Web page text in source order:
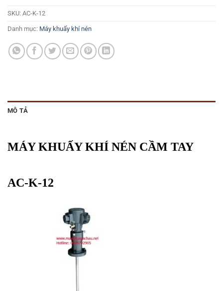
SKU: AC-K-12
Danh mục: Máy khuấy khí nén
MÔ TẢ
MÁY KHUẤY KHÍ NÉN CẦM TAY
AC-K-12